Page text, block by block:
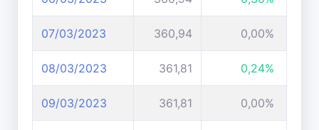
07/03/2023 360,94 0,00%
08/03/2023 361,81 0,24%
09/03/2023 361,81 0,00%